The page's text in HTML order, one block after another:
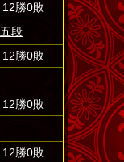
12勝0敗
段
12勝0敗
12勝0敗
12勝0敗